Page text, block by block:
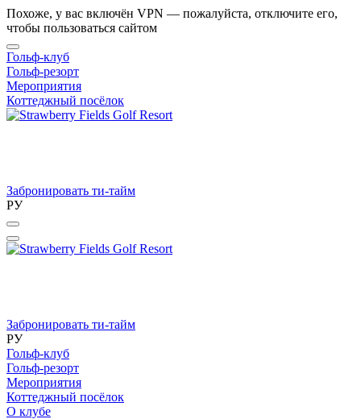
Похоже, у вас включён VPN — пожалуйста, отключите его,
чтобы пользоваться сайтом
Гольф-клуб
Гольф-резорт
Мероприятия
Коттеджный посёлок
Забронировать ти-тайм
РУ
Забронировать ти-тайм
РУ
Гольф-клуб
Гольф-резорт
Мероприятия
Коттеджный посёлок
О клубе